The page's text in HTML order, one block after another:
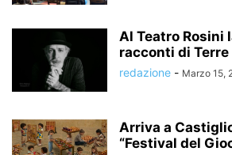
Al Teatro Rosini
racconti di
redazione - Marzo 15,
Arriva a
“Festival del